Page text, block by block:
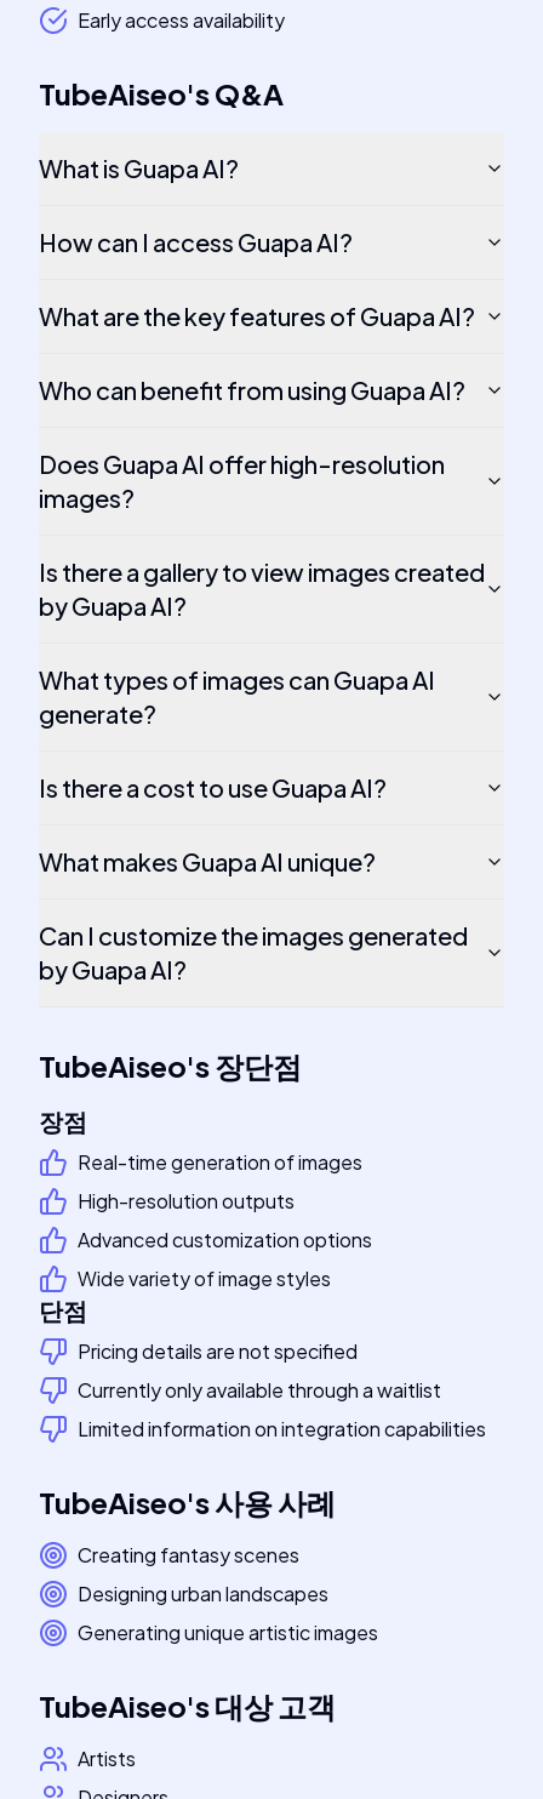
Early access availability
TubeAiseo'sQ&A
What is Guapa AI?
How can I access Guapa AI?
What are the key features of Guapa AI?
Who can benefit from using Guapa AI?
Does Guapa AI offer high-resolution
images?
Is there a gallery to view images created
by Guapa AI?
What types of images can Guapa AI
generate?
Is there a cost to use Guapa AI?
What makes Guapa AI unique?
Can I customize the images generated
by Guapa AI?
TubeAiseo's장단점
장점
Real-time generation of images
High-resolution outputs
Advanced customization options
Wide variety of image styles
단점
Pricing details are not specified
Currently only available through a waitlist
Limited information on integration capabilities
TubeAiseo's사용 사례
Creating fantasy scenes
Designing urban landscapes
Generating unique artistic images
TubeAiseo's대상 고객
Artists